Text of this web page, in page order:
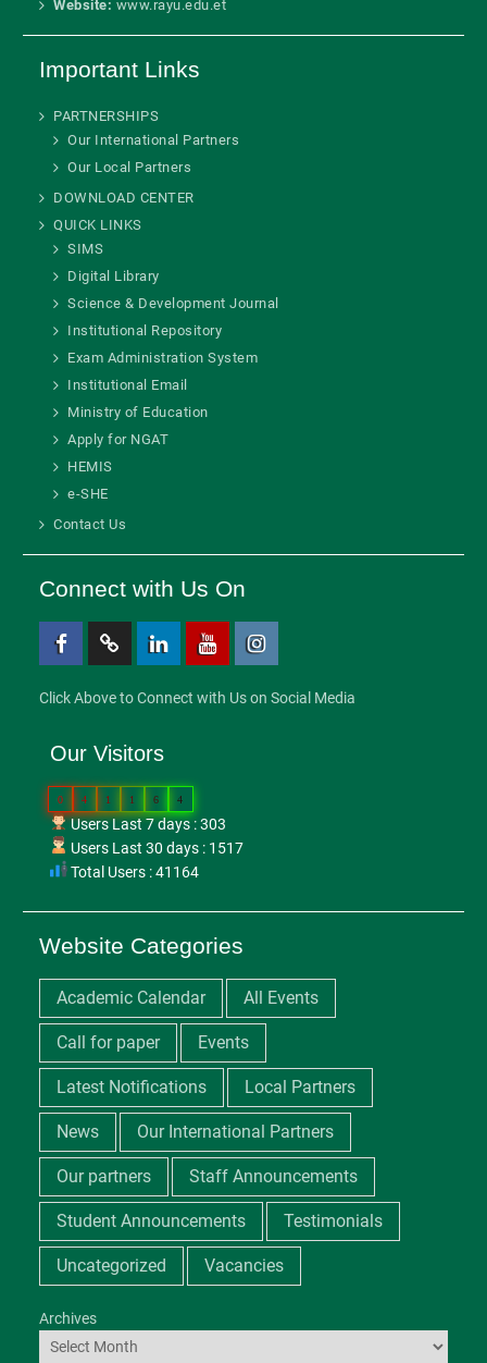
Website: www.rayu.edu.et
Important Links
PARTNERSHIPS
Our International Partners
Our Local Partners
DOWNLOAD CENTER
QUICK LINKS
SIMS
Digital Library
Science & Development Journal
Institutional Repository
Exam Administration System
Institutional Email
Ministry of Education
Apply for NGAT
HEMIS
e-SHE
Contact Us
Connect with Us On
Click Above to Connect with Us on Social Media
Our Visitors
0 4 1 1 6 4
Users Last 7 days : 303
Users Last 30 days : 1517
Total Users : 41164
Website Categories
Academic Calendar All Events
Call for paper Events
Latest Notifications Local Partners
News Our International Partners
Our partners Staff Announcements
Student Announcements Testimonials
Uncategorized Vacancies
Archives